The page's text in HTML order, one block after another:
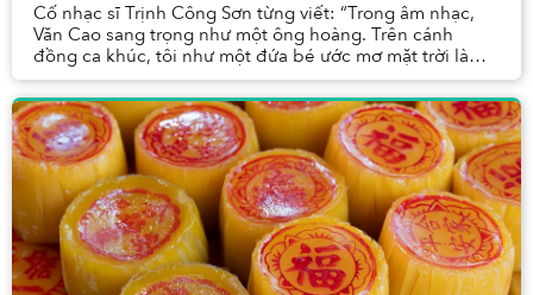
Cố nhạc sĩ Trịnh Công Sơn từng viết: “Trong âm nhạc,
Văn Cao sang trọng như một ông hoàng. Trên cánh
đồng ca khúc, tôi như một đứa bé ước mơ mặt trời là
con diều giấy thả chơi. Âm nhạc của anh Văn là ...